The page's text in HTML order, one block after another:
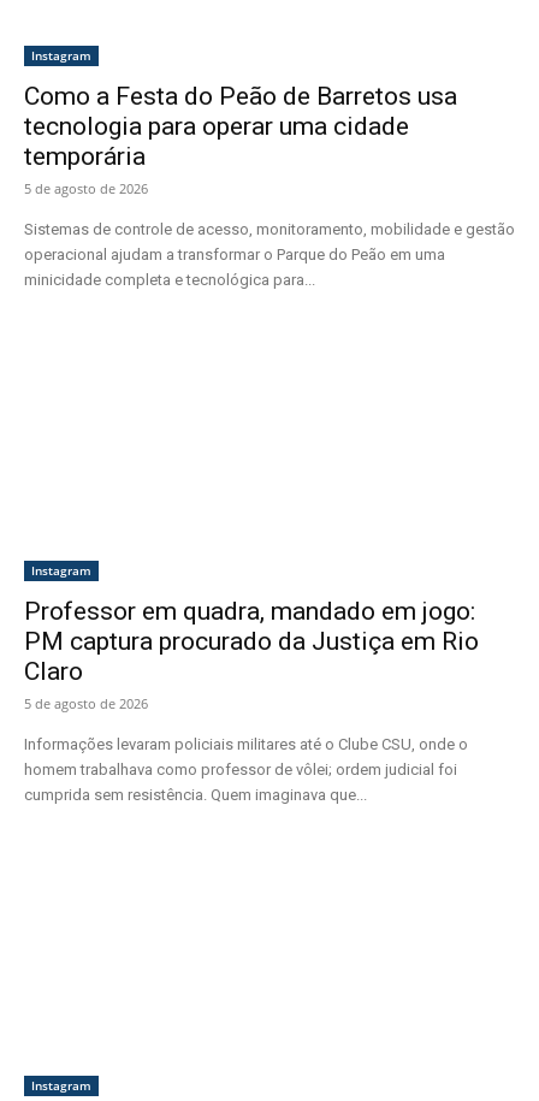
Instagram
Como a Festa do Peão de Barretos usa
tecnologia para operar uma cidade
temporária
5 de agosto de 2026
Sistemas de controle de acesso, monitoramento, mobilidade e gestão
operacional ajudam a transformar o Parque do Peão em uma
minicidade completa e tecnológica para...
Instagram
Professor em quadra, mandado em jogo:
PM captura procurado da Justiça em Rio
Claro
5 de agosto de 2026
Informações levaram policiais militares até o Clube CSU, onde o
homem trabalhava como professor de vôlei; ordem judicial foi
cumprida sem resistência. Quem imaginava que...
Instagram